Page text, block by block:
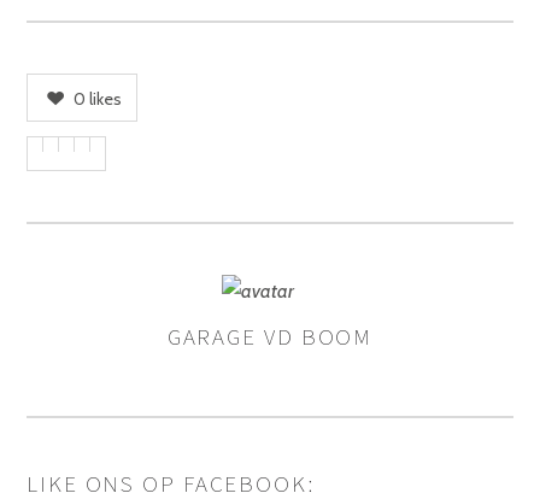
0 likes
GARAGE VD BOOM
LIKE ONS OP FACEBOOK: